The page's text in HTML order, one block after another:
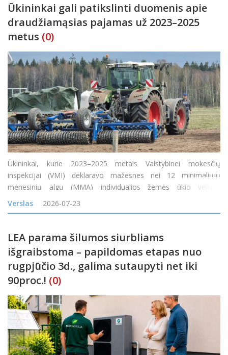
Ūkininkai gali patikslinti duomenis apie
draudžiamąsias pajamas už 2023–2025
metus (0)
Ūkininkai, kurie 2023–2025 metais Valstybinei mokesčių
inspekcijai (VMI) deklaravo mažesnes nei 12 minimaliųjų
mėnesinių algų (MMA) individualios žemės ūkio veiklos
apmokestinamąsias pajamas arba jų visai neturėjo, tačiau gavo
tam tikrų neapmokestinamųjų pajamų, nuo 2026 m. liepos 1 d.
Verslas 2026-07-23
LEA parama šilumos siurbliams
išgraibstoma – papildomas etapas nuo
rugpjūčio 3d., galima sutaupyti net iki
90proc.! (0)